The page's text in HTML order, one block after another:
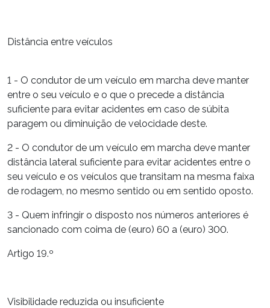
Distância entre veículos
1 - O condutor de um veículo em marcha deve manter
entre o seu veículo e o que o precede a distância
suficiente para evitar acidentes em caso de súbita
paragem ou diminuição de velocidade deste.
2 - O condutor de um veículo em marcha deve manter
distância lateral suficiente para evitar acidentes entre o
seu veículo e os veículos que transitam na mesma faixa
de rodagem, no mesmo sentido ou em sentido oposto.
3 - Quem infringir o disposto nos números anteriores é
sancionado com coima de (euro) 60 a (euro) 300.
Artigo 19.º
Visibilidade reduzida ou insuficiente